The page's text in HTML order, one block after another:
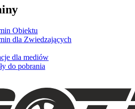
Obiektu
dla Zwiedzających
dla mediów
do pobrania